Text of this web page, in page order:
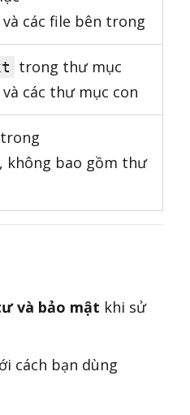
và các file bên trong
trong thư mục
và các thư mục con
trong
, không bao gồm thư
và bảo mật khi sử
cách bạn dùng